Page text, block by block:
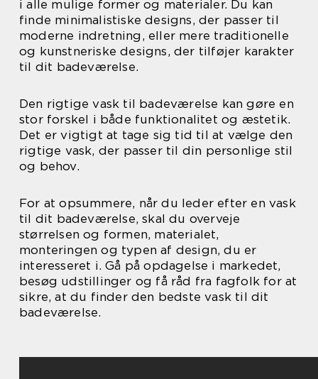
i alle mulige former og materialer. Du kan
finde minimalistiske designs, der passer til
moderne indretning, eller mere traditionelle
og kunstneriske designs, der tilføjer karakter
til dit badeværelse.
Den rigtige vask til badeværelse kan gøre en
stor forskel i både funktionalitet og æstetik.
Det er vigtigt at tage sig tid til at vælge den
rigtige vask, der passer til din personlige stil
og behov.
For at opsummere, når du leder efter en vask
til dit badeværelse, skal du overveje
størrelsen og formen, materialet,
monteringen og typen af design, du er
interesseret i. Gå på opdagelse i markedet,
besøg udstillinger og få råd fra fagfolk for at
sikre, at du finder den bedste vask til dit
badeværelse.